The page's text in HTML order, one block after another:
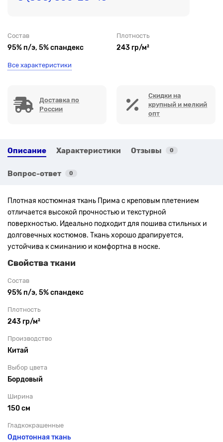
Состав
95% п/э, 5% спандекс
Плотность
243 гр/м²
Все характеристики
Доставка по
России
Скидки на
крупный и мелкий
опт
Описание Характеристики Отзывы 0
Вопрос-ответ 0
Плотная костюмная ткань Прима с креповым плетением
отличается высокой прочностью и текстурной
поверхностью. Идеально подходит для пошива стильных и
долговечных костюмов. Ткань хорошо драпируется,
устойчива к сминанию и комфортна в носке.
Свойства ткани
Состав
95% п/э, 5% спандекс
Плотность
243 гр/м²
Производство
Китай
Выбор цвета
Бордовый
Ширина
150 см
Гладкокрашенные
Однотонная ткань